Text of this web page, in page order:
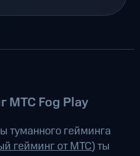
МТС Fog Play
гейминга
гейминг от МТС) ты